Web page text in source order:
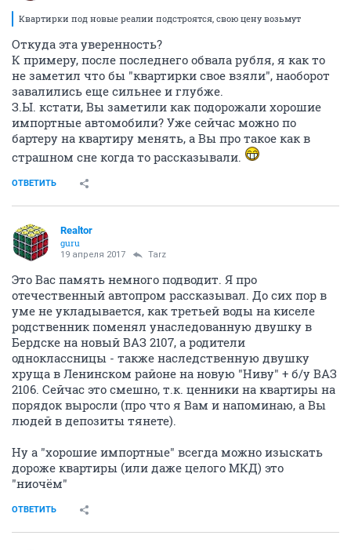
Квартирки под новые реалии подстроятся, свою цену возьмут
Откуда эта уверенность?
К примеру, после последнего обвала рубля, я как то
не заметил что бы "квартирки свое взяли", наоборот
завалились еще сильнее и глубже.
З.Ы. кстати, Вы заметили как подорожали хорошие
импортные автомобили? Уже сейчас можно по
бартеру на квартиру менять, а Вы про такое как в
страшном сне когда то рассказывали.
ОТВЕТИТЬ
Realtor
guru
19 апреля 2017 Tarz
Это Вас память немного подводит. Я про
отечественный автопром рассказывал. До сих пор в
уме не укладывается, как третьей воды на киселе
родственник поменял унаследованную двушку в
Бердске на новый ВАЗ 2107, а родители
одноклассницы - также наследственную двушку
хруща в Ленинском районе на новую "Ниву" + б/у ВАЗ
2106. Сейчас это смешно, т.к. ценники на квартиры на
порядок выросли (про что я Вам и напоминаю, а Вы
людей в депозиты тянете).
Ну а "хорошие импортные" всегда можно изыскать
дороже квартиры (или даже целого МКД) это
"ниочём"
ОТВЕТИТЬ